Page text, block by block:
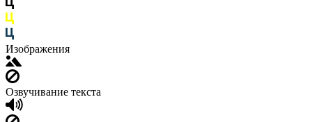
Изображения
Озвучивание текста